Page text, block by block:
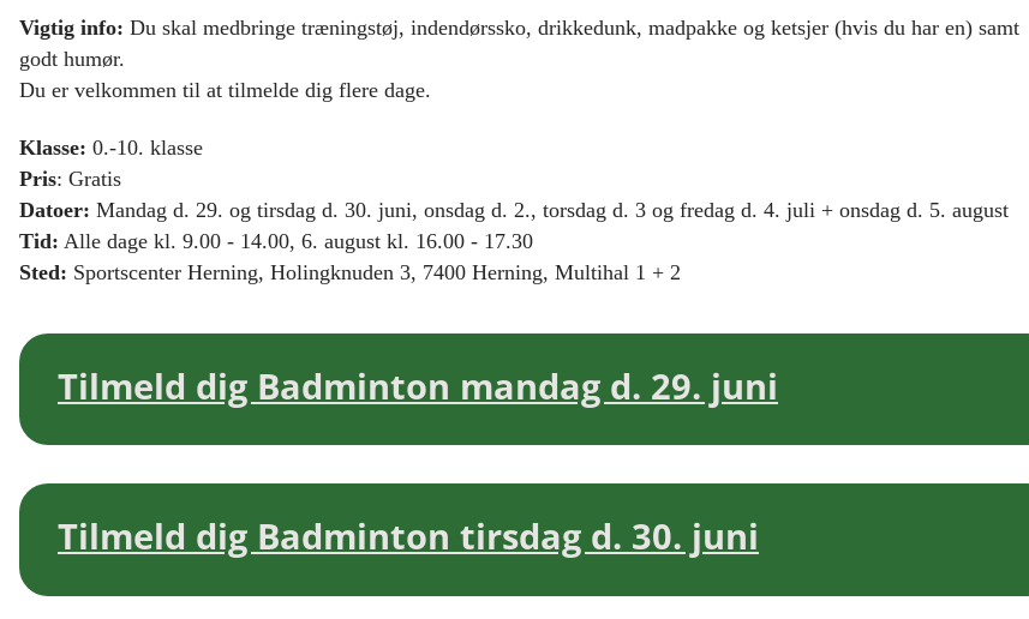
Vigtig info: Du skal medbringe træningstøj, indendørssko, drikkedunk, madpakke og ketsjer (hvis du har en) samt
godt humør.
Du er velkommen til at tilmelde dig flere dage.
Klasse: 0.-10. klasse
Pris: Gratis
Datoer: Mandag d. 29. og tirsdag d. 30. juni, onsdag d. 2., torsdag d. 3 og fredag d. 4. juli + onsdag d. 5. august
Tid: Alle dage kl. 9.00 - 14.00, 6. august kl. 16.00 - 17.30
Sted: Sportscenter Herning, Holingknuden 3, 7400 Herning, Multihal 1 + 2
Tilmeld dig Badminton mandag d. 29. juni
Tilmeld dig Badminton tirsdag d. 30. juni